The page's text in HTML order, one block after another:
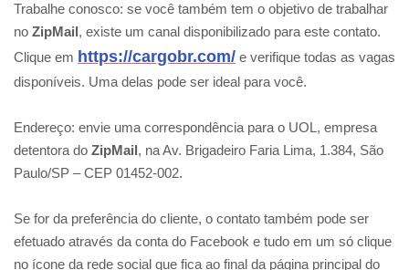
Trabalhe conosco: se você também tem o objetivo de trabalhar
no ZipMail, existe um canal disponibilizado para este contato.
Clique em https://cargobr.com/ e verifique todas as vagas
disponíveis. Uma delas pode ser ideal para você.
Endereço: envie uma correspondência para o UOL, empresa
detentora do ZipMail, na Av. Brigadeiro Faria Lima, 1.384, São
Paulo/SP – CEP 01452-002.
Se for da preferência do cliente, o contato também pode ser
efetuado através da conta do Facebook e tudo em um só clique
no ícone da rede social que fica ao final da página principal do